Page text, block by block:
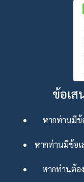
ข้อเ
หากท่านมีข้
หากท่านมีข้อ
หากท่านต้อง